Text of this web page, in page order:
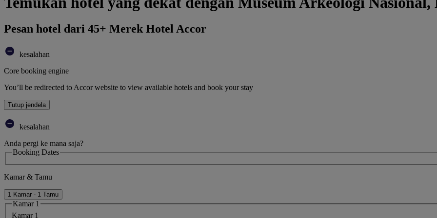
Pesan hotel dari 45+ Merek Hotel Accor
kesalahan
Core booking engine
You’ll be redirected to Accor website to view available hotels and book your stay
Tutup jendela
kesalahan
Anda pergi ke mana saja?
Booking Dates
Kamar & Tamu
1 Kamar - 1 Tamu
Kamar 1
Kamar 1